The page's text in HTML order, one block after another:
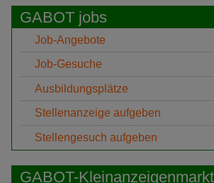
GABOT jobs
Job-Angebote
Job-Gesuche
Ausbildungsplätze
Stellenanzeige aufgeben
Stellengesuch aufgeben
GABOT-Kleinanzeigenmarkt